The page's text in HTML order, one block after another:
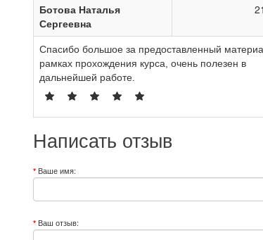
Ботова Наталья
Сергеевна
Спасибо большое за предоставленный
рамках прохождения курса, очень полезен в
дальнейшей работе.
Написать отзыв
Ваше имя:
Ваш отзыв: